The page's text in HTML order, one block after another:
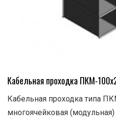
Кабельная проходка ПКМ-
Кабельная проходка типа
многоячейковая